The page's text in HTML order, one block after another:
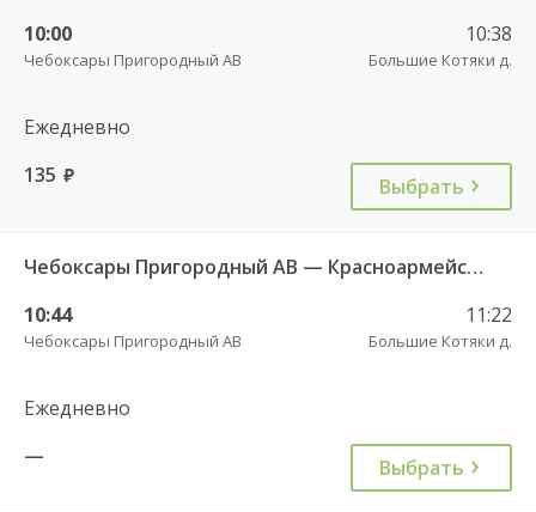
10:00
Чебоксары Пригородный АВ
10:38
Большие Котяки д.
Ежедневно
135 руб. Выбрать
Чебоксары Пригородный АВ — Красноармейское с. ДКП 121
10:44
Чебоксары Пригородный АВ
11:22
Большие Котяки д.
Ежедневно
—
Выбрать